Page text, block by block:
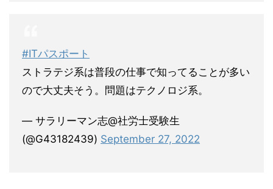
#ITパスポート
ストラテジ系は普段の仕事で知ってることが多い
ので大丈夫そう。問題はテクノロジ系。
— サラリーマン志@社労士受験生
(@G43182439) September 27, 2022